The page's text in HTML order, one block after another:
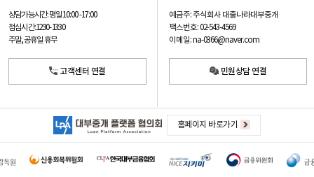
상담가능시간: 평일10:00 -17:00
점심시간: 12:30 - 13:30
주말, 공휴일 휴무
고객센터 연결
예금주: 주식회사 대출나라대부중개
팩스번호: 02-543-4569
이메일: na-0366@naver.com
민원상담 연결
홈페이지 바로가기